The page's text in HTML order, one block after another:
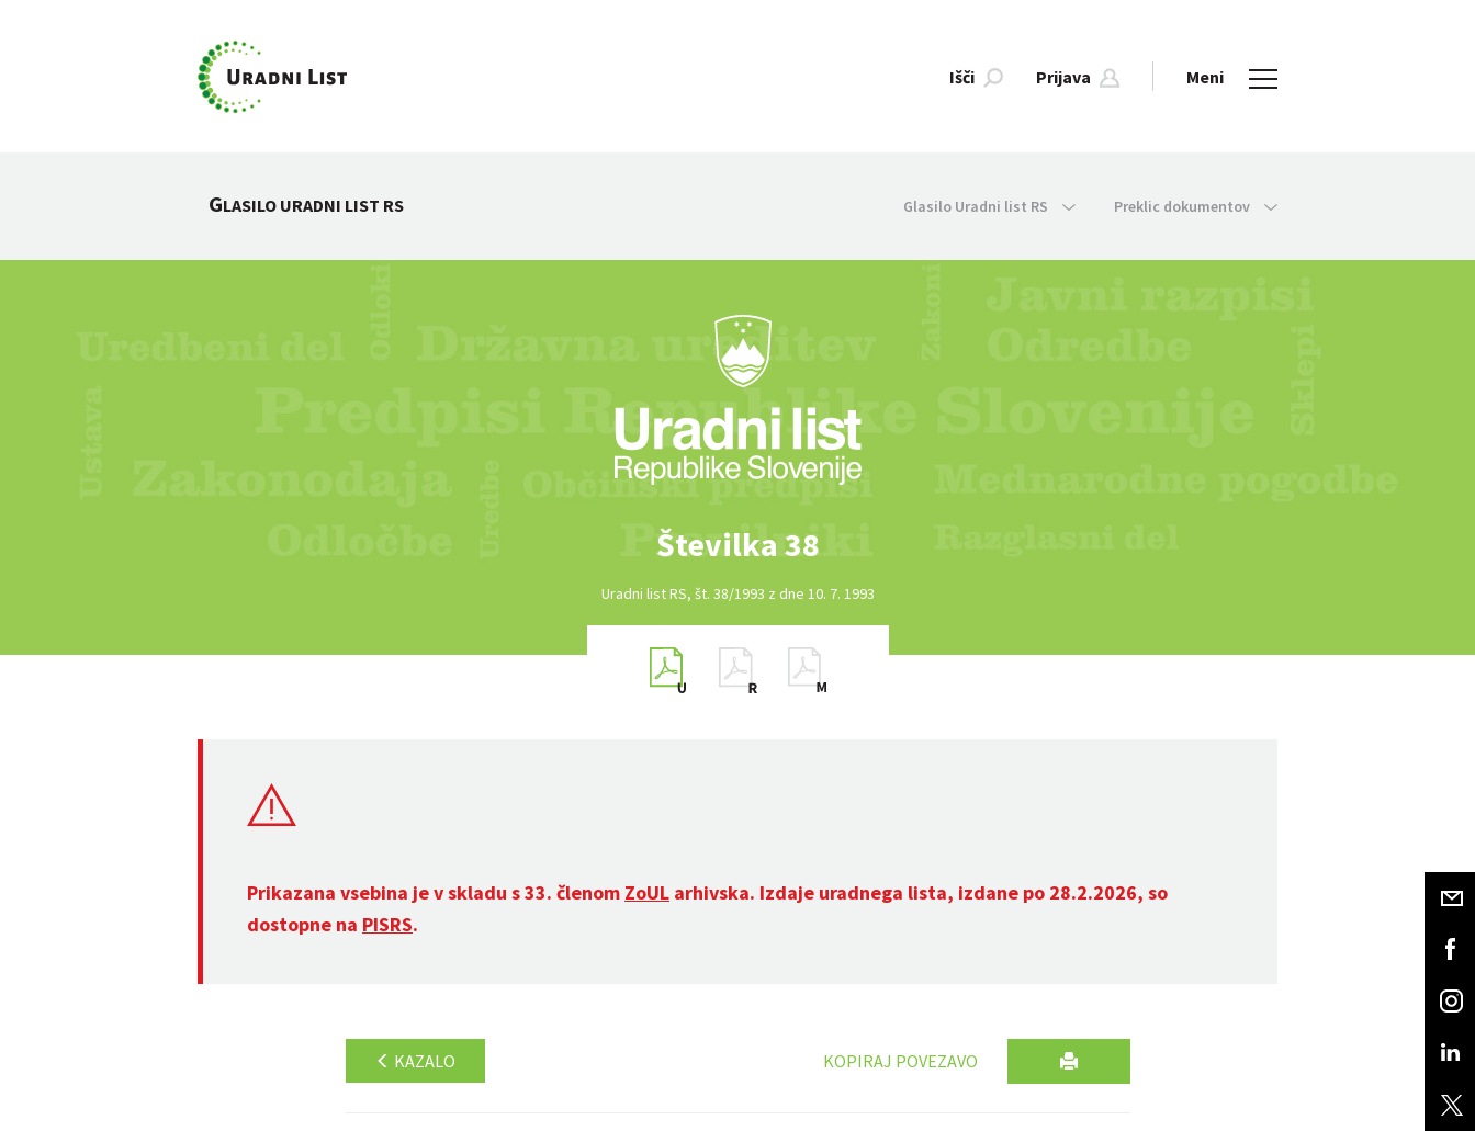
Išči Prijava Meni
GLASILO URADNI LIST RS Glasilo Uradni list RS Preklic dokumentov
Številka 38
Uradni list RS, št. 38/1993 z dne 10. 7. 1993
Prikazana vsebina je v skladu s 33. členom ZoUL arhivska. Izdaje uradnega lista, izdane po 28.2.2026, so
dostopne na PISRS.
KAZALO KOPIRAJ POVEZAVO